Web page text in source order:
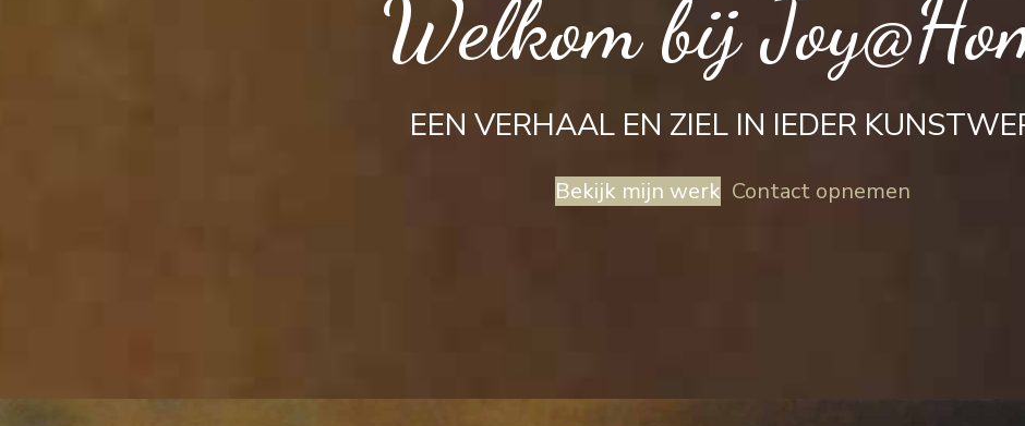
Welkom bij
EEN VERHAAL EN ZIEL IN IEDER
Bekijk mijn werk Contact opnemen